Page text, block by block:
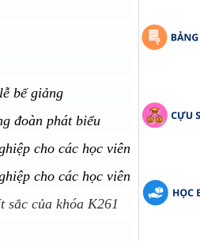
bế giảng
đoàn phát biểu
cho các học viên
cho các học viên
sắc của khóa K261